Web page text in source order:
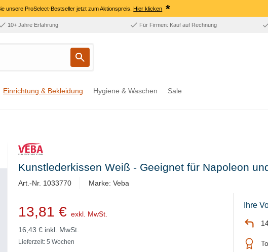
unsere ProSelect-Bestseller jetzt zum Aktionspreis.Hier klicken *
10+ Jahre Erfahrung Für Firmen: Kauf auf Rechnung
Einrichtung & Bekleidung Hygiene & Waschen Sale
Kunstlederkissen Weiß - Geeignet für Napoleon
Art.-Nr. 1033770 Marke: Veba
13,81 € exkl. MwSt.
16,43 € inkl. MwSt.
Lieferzeit: 5 Wochen
Ihre